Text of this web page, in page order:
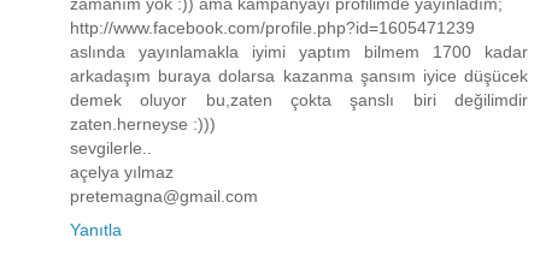
zamanım yok :)) ama kampanyayı profilimde yayınladım;
http://www.facebook.com/profile.php?id=1605471239
aslında yayınlamakla iyimi yaptım bilmem 1700 kadar
arkadaşım buraya dolarsa kazanma şansım iyice düşücek
demek oluyor bu,zaten çokta şanslı biri değilimdir
zaten.herneyse :)))
sevgilerle..
açelya yılmaz
pretemagna@gmail.com
Yanıtla